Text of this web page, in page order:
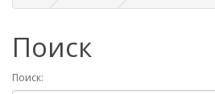
Поиск
Поиск: